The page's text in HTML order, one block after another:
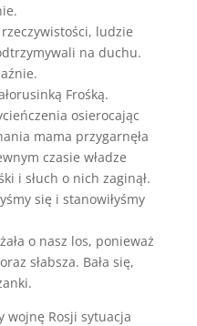
ludzie
na duchu.
Frośką.
osierocając
mama przygarnęła
czasie władze
i słuch o nich zaginął.
się i stanowiłyśmy
o nasz los, ponieważ
słabsza. Bała się,
wojnę Rosji sytuacja